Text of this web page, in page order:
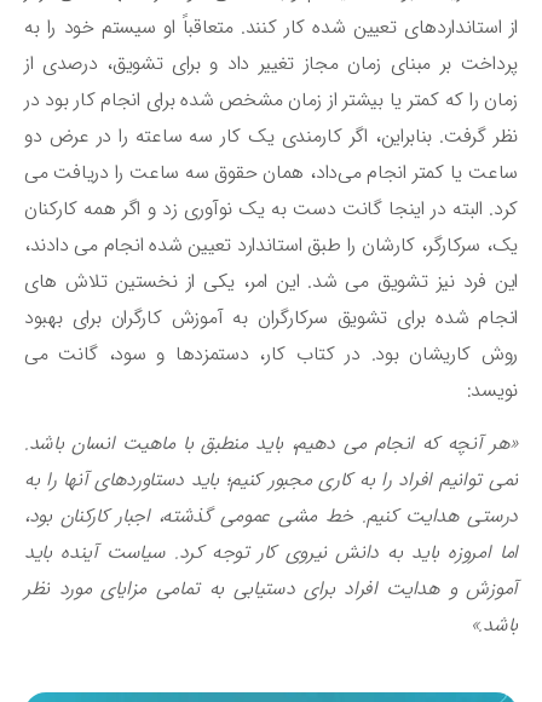
استانداردهای تعیین شده کار کنند. متعاقباً او سیستم خود را به
بر مبنای زمان مجاز تغییر داد و برای تشویق، درصدی از
را که کمتر یا بیشتر از زمان مشخص شده برای انجام کار بود در
گرفت. بنابراین، اگر کارمندی یک کار سه ساعته را در عرض دو
یا کمتر انجام می‌داد، همان حقوق سه ساعت را دریافت می
البته در اینجا گانت دست به یک نوآوری زد و اگر همه‌ کارکنان
سرکارگر، کارشان را طبق استاندارد تعیین شده انجام می‌ دادند،
فرد نیز تشویق می‌ شد. این امر، یکی از نخستین تلاش‌ های
شده برای تشویق سرکارگران به آموزش کارگران برای بهبود
کاریشان بود. در کتاب کار، دستمزدها و سود، گانت می
آنچه که انجام می ‌دهیم، باید منطبق با ماهیت انسان باشد.
‌توانیم افراد را به کاری مجبور کنیم؛ باید دستاوردهای آنها را به
هدایت کنیم. خط ‌مشی عمومی گذشته، اجبار کارکنان بود،
امروزه باید به دانش نیروی کار توجه کرد. سیاست آینده باید
و هدایت افراد برای دستیابی به تمامی مزایای مورد نظر